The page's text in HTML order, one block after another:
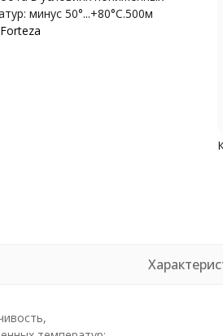
минус 50°...+80°С.500м
Forteza